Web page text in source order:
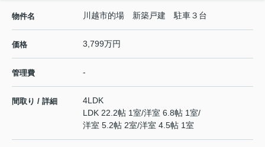
物件名 川越市的場 新築戸建 駐車３台
価格 3,799万円
管理費 -
間取り / 詳細
4LDK
LDK 22.2帖 1室/洋室 6.8帖 1室/
洋室 5.2帖 2室/洋室 4.5帖 1室